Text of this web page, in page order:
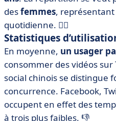
desfemmes, représentant
quotidienne. 🙋‍♀️
Statistiques
En moyenne, un usager
consommer des vidéos sur
social chinois se distingue
concurrence. Facebook,
occupent en effet des
à trois plus faibles. 👎